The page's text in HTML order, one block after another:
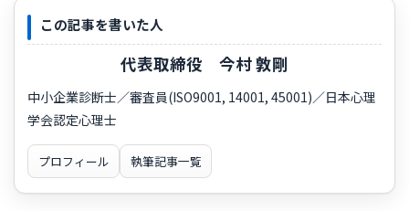
この記事を書いた人
代表取締役 今村 敦剛
中小企業診断士／審査員(ISO9001, 14001, 45001)／日本心理
学会認定心理士
プロフィール 執筆記事一覧